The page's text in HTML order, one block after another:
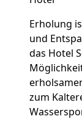
Erholung
und
das Hotel
zum